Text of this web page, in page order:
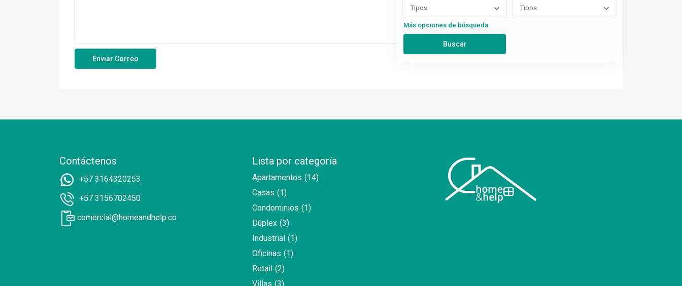
Tipos Tipos
Más opciones de búsqueda
Contáctenos
+57 3164320253
+57 3156702450
comercial@homeandhelp.co
Lista por categoría
Apartamentos (14)
Casas (1)
Condominios (1)
Dúplex (3)
Industrial (1)
Oficinas (1)
Retail (2)
Villas (3)